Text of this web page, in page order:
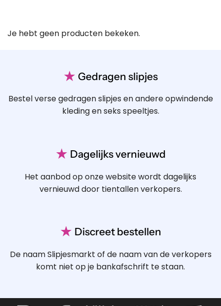
Je hebt geen producten bekeken.
★ Gedragen slipjes
Bestel verse gedragen slipjes en andere opwindende
kleding en seks speeltjes.
★ Dagelijks vernieuwd
Het aanbod op onze website wordt dagelijks
vernieuwd door tientallen verkopers.
★ Discreet bestellen
De naam Slipjesmarkt of de naam van de verkopers
komt niet op je bankafschrift te staan.